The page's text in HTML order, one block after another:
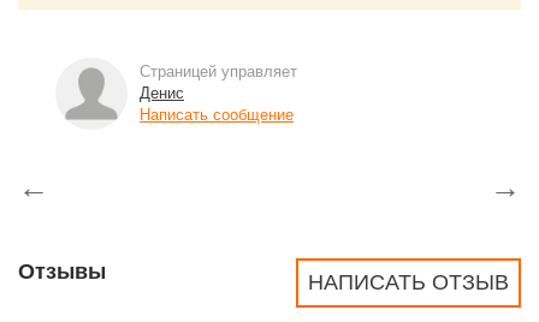
Страницей управляет
Денис
Написать сообщение
← →
НАПИСАТЬ ОТЗЫВ
Отзывы